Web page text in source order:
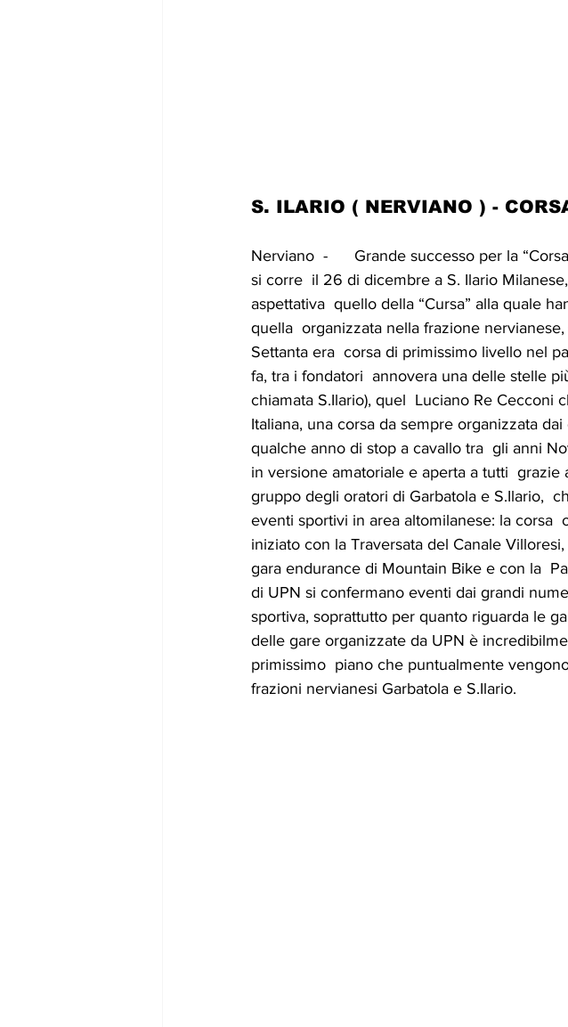
S. ILARIO ( NERVIANO ) -
Nerviano  -      Grande successo per la
si corre  il 26 di dicembre a S. Ilario
aspettativa  quello della “Cursa” alla quale
quella  organizzata nella frazione
Settanta era  corsa di primissimo livello nel
fa, tra i fondatori  annovera una delle stelle
chiamata S.Ilario), quel  Luciano Re Cecconi
Italiana, una corsa da sempre organizzata
qualche anno di stop a cavallo tra  gli anni
in versione amatoriale e aperta a tutti
gruppo degli oratori di Garbatola e S.Ilario,
eventi sportivi in area altomilanese: la corsa
iniziato con la Traversata del Canale
gara endurance di Mountain Bike e con la
di UPN si confermano eventi dai grandi
sportiva, soprattutto per quanto riguarda le
delle gare organizzate da UPN è
primissimo  piano che puntualmente
frazioni nervianesi Garbatola e S.Ilario.